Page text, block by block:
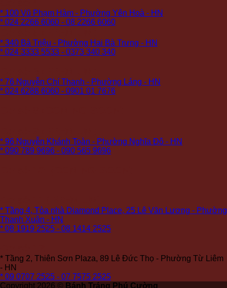
* 100 Vũ Phạm Hàm - Phường Yên Hoà - HN
* 024 2266 6060 - 08 2266 6060
* 340 Bà Triệu - Phường Hai Bà Trưng - HN
* 024 3333 5533 - 0373 340 340
* 76 Nguyễn Chí Thanh - Phường Láng - HN
* 024 6288 6060 - 0901 01 7676
* 96 Nguyễn Khánh Toàn - Phường Nghĩa Đô - HN
* 090 789 9696 - 090 565 9696
* Tầng 4, Tòa nhà Diamond Place, 25 Lê Văn Lương - Phường
Thanh Xuân - HN
* 08 1919 2525 - 08 1414 2525
* Tầng 2, Thiên Sơn Plaza, 89 Lê Đức Thọ - Phường Từ Liêm
- HN
* 09 0707 2525 - 07 7575 2525
Copyright 2026 © Bánh Tráng Phú Cường